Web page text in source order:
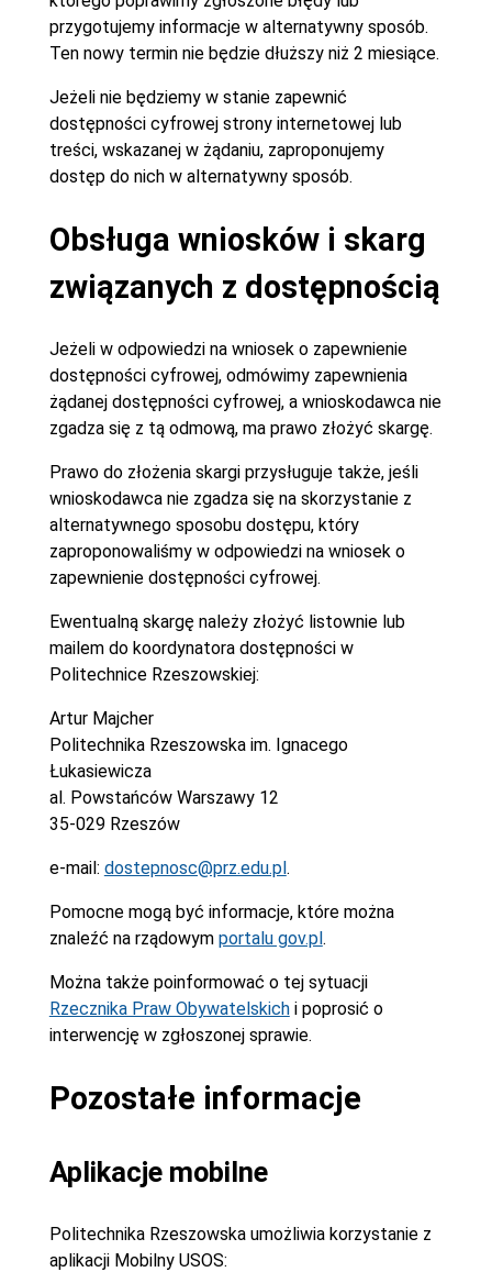
przygotujemy informacje w alternatywny sposób.
Ten nowy termin nie będzie dłuższy niż 2 miesiące.
Jeżeli nie będziemy w stanie zapewnić
dostępności cyfrowej strony internetowej lub
treści, wskazanej w żądaniu, zaproponujemy
dostęp do nich w alternatywny sposób.
Obsługa wniosków i skarg
związanych z dostępnością
Jeżeli w odpowiedzi na wniosek o zapewnienie
dostępności cyfrowej, odmówimy zapewnienia
żądanej dostępności cyfrowej, a wnioskodawca nie
zgadza się z tą odmową, ma prawo złożyć skargę.
Prawo do złożenia skargi przysługuje także, jeśli
wnioskodawca nie zgadza się na skorzystanie z
alternatywnego sposobu dostępu, który
zaproponowaliśmy w odpowiedzi na wniosek o
zapewnienie dostępności cyfrowej.
Ewentualną skargę należy złożyć listownie lub
mailem do koordynatora dostępności w
Politechnice Rzeszowskiej:
Artur Majcher
Politechnika Rzeszowska im. Ignacego
Łukasiewicza
al. Powstańców Warszawy 12
35-029 Rzeszów
e-mail: dostepnosc@prz.edu.pl .
Pomocne mogą być informacje, które można
znaleźć na rządowym portalu gov.pl .
Można także poinformować o tej sytuacji
Rzecznika Praw Obywatelskichi poprosić o
interwencję w zgłoszonej sprawie.
Pozostałe informacje
Aplikacje mobilne
Politechnika Rzeszowska umożliwia korzystanie z
aplikacji Mobilny USOS: